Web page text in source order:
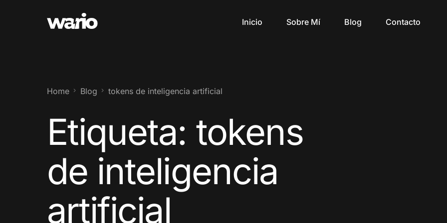
Inicio Sobre Mí Blog Contacto
Home Blog tokens de inteligencia artificial
Etiqueta: tokens
de inteligencia
artificial